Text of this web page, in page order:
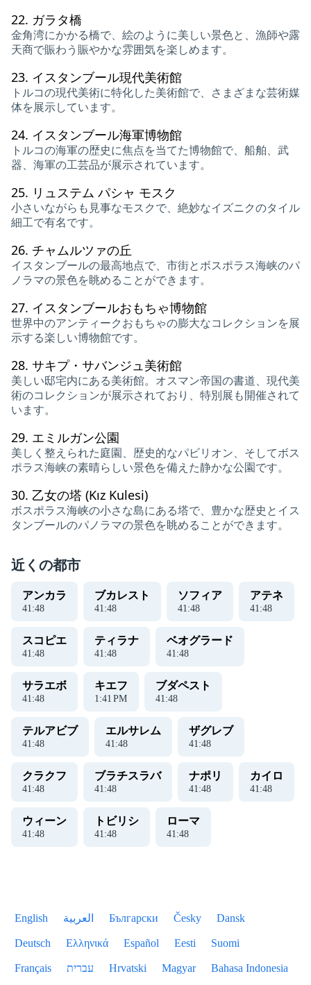
22. ガラタ橋
金角湾にかかる橋で、絵のように美しい景色と、漁師や露
天商で賑わう賑やかな雰囲気を楽しめます。
23. イスタンブール現代美術館
トルコの現代美術に特化した美術館で、さまざまな芸術媒
体を展示しています。
24. イスタンブール海軍博物館
トルコの海軍の歴史に焦点を当てた博物館で、船舶、武
器、海軍の工芸品が展示されています。
25. リュステム パシャ モスク
小さいながらも見事なモスクで、絶妙なイズニクのタイル
細工で有名です。
26. チャムルツァの丘
イスタンブールの最高地点で、市街とボスポラス海峡のパ
ノラマの景色を眺めることができます。
27. イスタンブールおもちゃ博物館
世界中のアンティークおもちゃの膨大なコレクションを展
示する楽しい博物館です。
28. サキプ・サバンジュ美術館
美しい邸宅内にある美術館。オスマン帝国の書道、現代美
術のコレクションが展示されており、特別展も開催されて
います。
29. エミルガン公園
美しく整えられた庭園、歴史的なパビリオン、そしてボス
ポラス海峡の素晴らしい景色を備えた静かな公園です。
30. 乙女の塔 (Kız Kulesi)
ボスポラス海峡の小さな島にある塔で、豊かな歴史とイス
タンブールのパノラマの景色を眺めることができます。
近くの都市
アンカラ
41:48
ブカレスト
41:48
ソフィア
41:48
アテネ
41:48
スコピエ
41:48
ティラナ
41:48
ベオグラード
41:48
サラエボ
41:48
キエフ
1:41 PM
ブダペスト
41:48
テルアビブ
41:48
エルサレム
41:48
ザグレブ
41:48
クラクフ
41:48
ブラチスラバ
41:48
ナポリ
41:48
カイロ
41:48
ウィーン
41:48
トビリシ
41:48
ローマ
41:48
English العربية Български Česky Dansk
Deutsch Ελληνικά Español Eesti Suomi
Français עברית Hrvatski Magyar Bahasa Indonesia